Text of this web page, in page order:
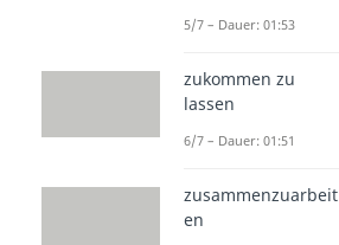
5/7 – Dauer: 01:53
zukommen zu
lassen
6/7 – Dauer: 01:51
zusammenzuarbeit
en